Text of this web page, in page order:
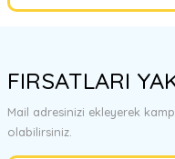
tarafımıza iletebilirsiniz.
Görüş ve önerileriniz için
Ürün resmi kalitesiz, bozuk
FIRSATLARI
Mail adresinizi ekleyerek
olabilirsiniz.